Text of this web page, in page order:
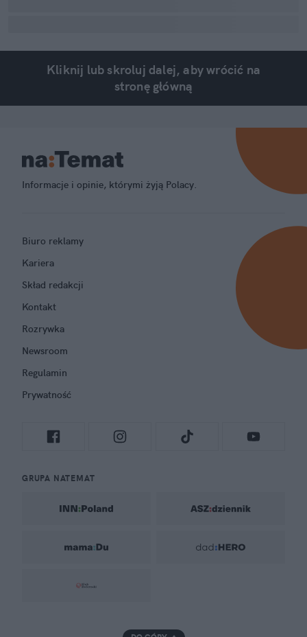
Kliknij lub skroluj dalej, aby wrócić na
stronę główną
Informacje i opinie, którymi żyją Polacy.
Biuro reklamy
Kariera
Skład redakcji
Kontakt
Rozrywka
Newsroom
Regulamin
Prywatność
GRUPA NATEMAT